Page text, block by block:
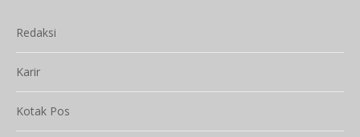
Redaksi
Karir
Kotak Pos